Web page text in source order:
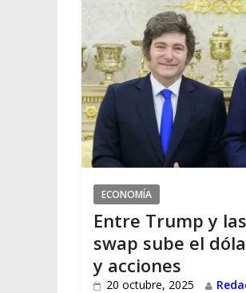
ECONOMÍA
Entre Trump y
swap sube el
y acciones
20 octubre, 2025